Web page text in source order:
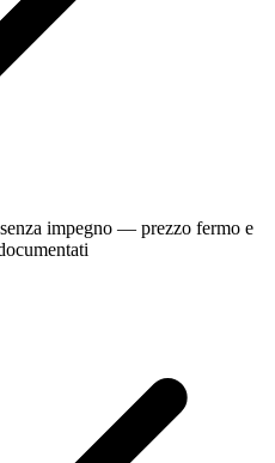
impegno — prezzo fermo e